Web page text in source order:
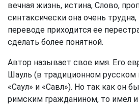
вечная жизнь, истина, Слово,
синтаксически она очень
переводе приходится ее
сделать более понятной.
Автор называет свое имя. Его
Шауль (в традиционном
«Саул» и «Савл»). Но так как он
римским гражданином, то имел